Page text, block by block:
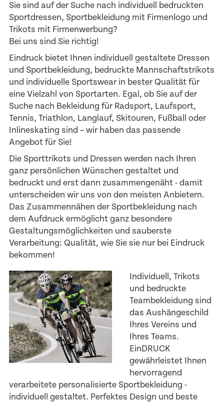
Sie sind auf der Suche nach individuell bedruckten
Sportdressen, Sportbekleidung mit Firmenlogo und
Trikots mit Firmenwerbung?
Bei uns sind Sie richtig!
Eindruck bietet Ihnen individuell gestaltete Dressen
und Sportbekleidung, bedruckte Mannschaftstrikots
und individuelle Sportswearin bester Qualität für
eine Vielzahl von Sportarten. Egal, ob Sie auf der
Suche nach Bekleidung für Radsport, Laufsport,
Tennis, Triathlon, Langlauf, Skitouren, Fußball oder
Inlineskating sind – wir haben das passende
Angebot für Sie!
Die Sporttrikots und Dressen werden nach Ihren
ganz persönlichen Wünschen gestaltet und
bedruckt und erst dann zusammengenäht - damit
unterscheiden wir uns von den meisten Anbietern.
Das Zusammennähen der Sportbekleidung nach
dem Aufdruck ermöglicht ganz besondere
Gestaltungsmöglichkeiten und sauberste
Verarbeitung: Qualität, wie Sie sie nur bei Eindruck
bekommen!
Individuell, Trikots
und bedruckte
Teambekleidung sind
das Aushängeschild
Ihres Vereins und
Ihres Teams.
EinDRUCK
gewährleistet Ihnen
hervorragend
verarbeitete personalisierte Sportbekleidung -
individuell gestaltet. Perfektes Design und beste